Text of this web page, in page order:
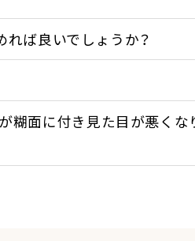
ば良いでしょうか？
糊面に付き見た目が悪くな